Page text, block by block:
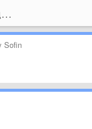
Joxi - сообщество поддержки
Sofin